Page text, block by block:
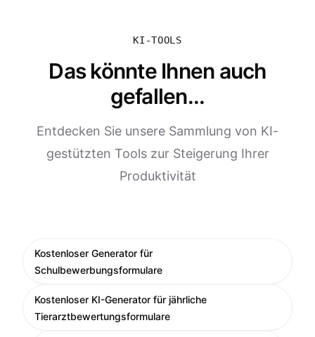
KI-TOOLS
Das könnte Ihnen auch
gefallen...
Entdecken Sie unsere Sammlung von KI-
gestützten Tools zur Steigerung Ihrer
Produktivität
Kostenloser Generator für
Schulbewerbungsformulare
Kostenloser KI-Generator für jährliche
Tierarztbewertungsformulare